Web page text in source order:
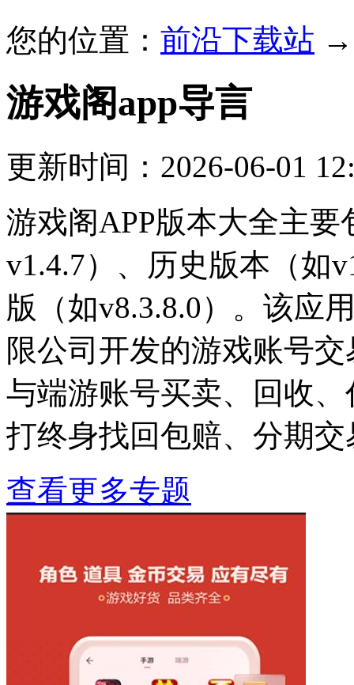
您的位置： 前沿下载站
游戏阁app导言
更新时间：2026-06-01
游戏阁APP版本大全主
v1.4.7）、历史版本（如
版（如v8.3.8.0）。该应
限公司开发的游戏账号
与端游账号买卖、回收
打终身找回包赔、分期
查看更多专题